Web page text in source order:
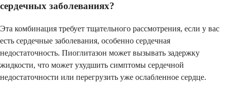
сердечных заболеваниях?
Эта комбинация требует тщательного рассмотрения, если у вас
есть сердечные заболевания, особенно сердечная
недостаточность. Пиоглитазон может вызывать задержку
жидкости, что может ухудшить симптомы сердечной
недостаточности или перегрузить уже ослабленное сердце.